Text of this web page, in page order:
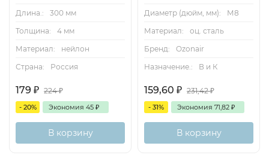
Длина.:
300 мм
Толщина:
4 мм
Материал:
нейлон
Страна:
Россия
179 ₽ 224₽
- 20% Экономия 45 ₽
В корзину
Диаметр (дюйм, мм):
М8
Материал:
оц. сталь
Бренд:
Ozonair
Назначение.:
В и К
159,60 ₽ 231,42₽
- 31% Экономия 71,82 ₽
В корзину